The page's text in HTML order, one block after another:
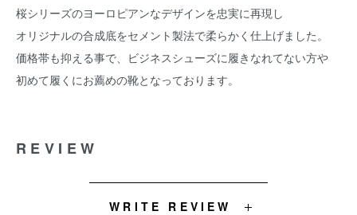
桜シリーズのヨーロピアンなデザインを忠実に再現し
オリジナルの合成底をセメント製法で柔らかく仕上げました。
価格帯も抑える事で、ビジネスシューズに履きなれてない方や
初めて履くにお薦めの靴となっております。
REVIEW
WRITE REVIEW